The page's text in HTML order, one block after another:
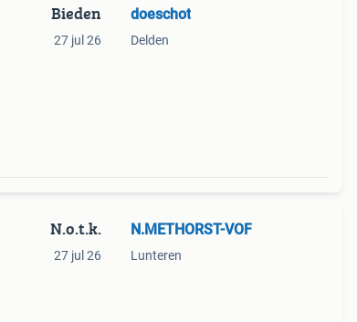
Bieden
27 jul 26
doeschot
Delden
N.o.t.k.
27 jul 26
N.METHORST-VOF
Lunteren